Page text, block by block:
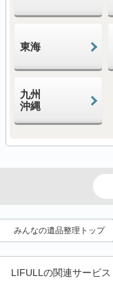
東海
九州
沖縄
みんなの遺品整理トップ
LIFULLの関連サービス